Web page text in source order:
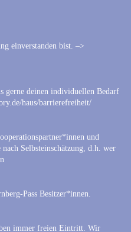
einverstanden bist. –>
gerne deinen individuellen Bedarf
haus/barrierefreiheit/
und
Selbsteinschätzung, d.h. wer
Pass Besitzer*innen.
immer freien Eintritt. Wir